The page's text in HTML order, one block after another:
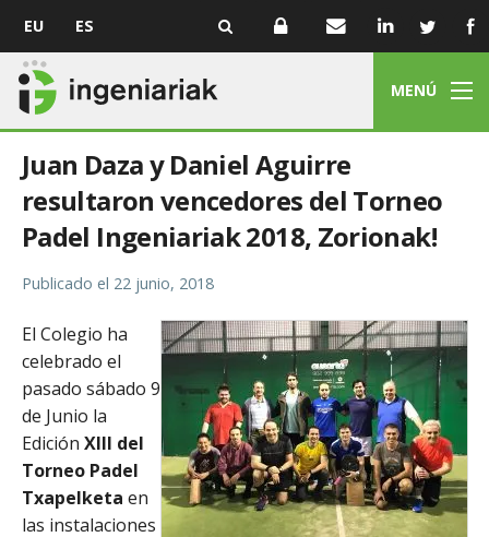
EU ES
MENÚ
Juan Daza y Daniel Aguirre
resultaron vencedores del Torneo
Padel Ingeniariak 2018, Zorionak!
Publicado el 22 junio, 2018
El Colegio ha
celebrado el
pasado sábado 9
de Junio la
Edición XIII del
Torneo Padel
Txapelketa en
las instalaciones